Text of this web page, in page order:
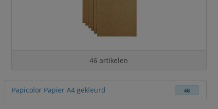
46 artikelen
Papicolor Papier A4 gekleurd 46